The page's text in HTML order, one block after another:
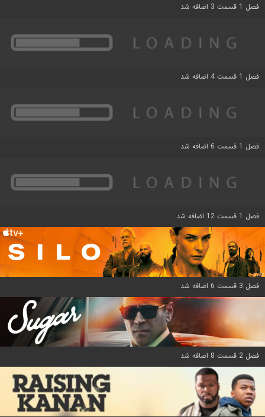
فصل 1 قسمت 3 اضافه شد
فصل 1 قسمت 4 اضافه شد
فصل 1 قسمت 6 اضافه شد
فصل 1 قسمت 12 اضافه شد
فصل 3 قسمت 6 اضافه شد
فصل 2 قسمت 8 اضافه شد